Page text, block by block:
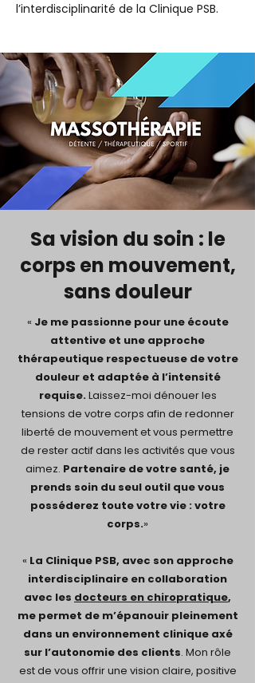
l’interdisciplinarité de la Clinique PSB.​
Sa vision du soin : le
corps en mouvement,
sans douleur
« Je me passionne pour une écoute
attentive et une approche
thérapeutique respectueuse de votre
douleur et adaptée à l’intensité
requise. Laissez-moi dénouer les
tensions de votre corps afin de redonner
liberté de mouvement et vous permettre
de rester actif dans les activités que vous
aimez. Partenaire de votre santé, je
prends soin du seul outil que vous
posséderez toute votre vie : votre
corps.»
« La Clinique PSB, avec son approche
interdisciplinaire en collaboration
avec les docteurs en chiropratique,
me permet de m’épanouir pleinement
dans un environnement clinique axé
sur l’autonomie des clients. Mon rôle
est de vous offrir une vision claire, positive